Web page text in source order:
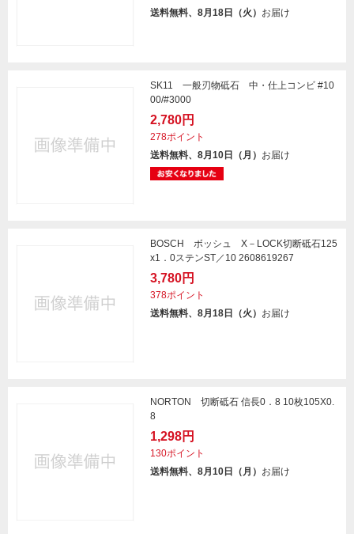
送料無料、8月18日（火） お届け
SK11 一般刃物砥石 中・仕上コンビ #10
00/#3000
2,780円
278ポイント
送料無料、8月10日（月） お届け
BOSCH ボッシュ X－LOCK切断砥石125
x1．0ステンST／10 2608619267
3,780円
378ポイント
送料無料、8月18日（火） お届け
NORTON 切断砥石 信長0．8 10枚105X0.
8
1,298円
130ポイント
送料無料、8月10日（月） お届け